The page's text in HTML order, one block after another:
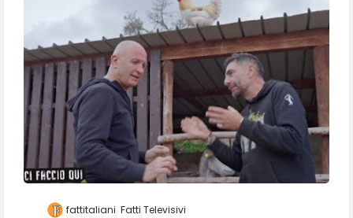
fattitaliani Fatti Televisivi